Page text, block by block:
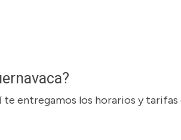
entregamos los horarios y tarifas